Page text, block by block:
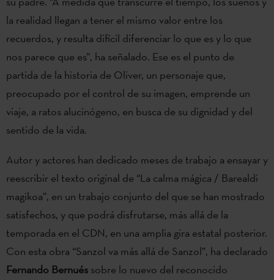
la realidad llegan a tener el mismo valor entre los
recuerdos, y resulta difícil diferenciar lo que es y lo que
nos parece que es”, ha señalado. Ese es el punto de
partida de la historia de Oliver, un personaje que,
preocupado por el control de su imagen, emprende un
viaje, a ratos alucinógeno, en busca de su dignidad y del
sentido de la vida.
Autor y actores han dedicado meses de trabajo a ensayar y
reescribir el texto original de “La calma mágica / Barealdi
magikoa”, en un trabajo conjunto del que se han mostrado
satisfechos, y que podrá disfrutarse, más allá de la
temporada en el CDN, en una amplia gira estatal posterior.
Con esta obra “Sanzol va más allá de Sanzol”, ha declarado
Fernando Bernués sobre lo nuevo del reconocido